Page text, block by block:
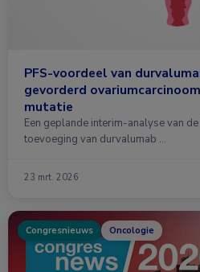
PFS-voordeel van
gevorderd
mutatie
Een geplande interim-analyse van
toevoeging van durvalumab …
23 mrt. 2026
Congresnieuws Oncologie